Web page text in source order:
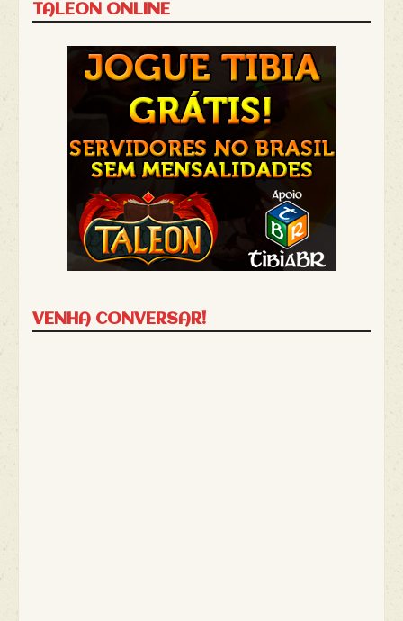
TALEON ONLINE
VENHA CONVERSAR!